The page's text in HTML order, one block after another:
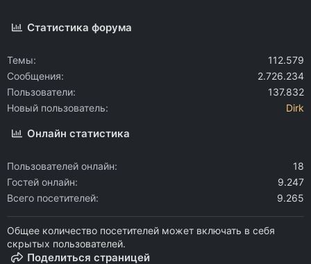
Статистика форума
Темы
112.579
Сообщения
2.726.234
Пользователи
137.832
Новый пользователь
Dirk
Онлайн статистика
Пользователей онлайн
18
Гостей онлайн
9.247
Всего посетителей
9.265
Общее количество посетителей может включать в себя
скрытых пользователей.
Поделиться страницей